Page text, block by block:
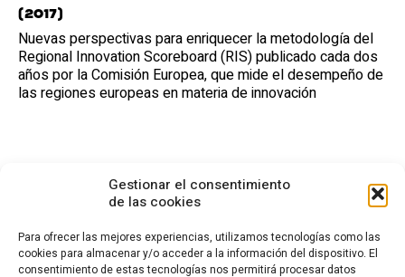
Gestionar el consentimiento
de las cookies
Para ofrecer las mejores experiencias, utilizamos tecnologías como las
cookies para almacenar y/o acceder a la información del dispositivo. El
consentimiento de estas tecnologías nos permitirá procesar datos
(2017)
Nuevas perspectivas para enriquecer la metodología del
Regional Innovation Scoreboard (RIS) publicado cada dos
años por la Comisión Europea, que mide el desempeño de
las regiones europeas en materia de innovación